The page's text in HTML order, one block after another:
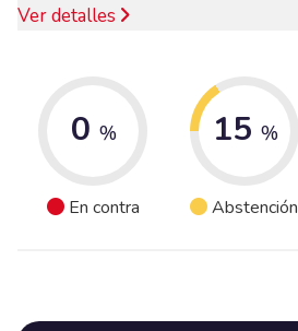
Ver detalles
0 %
En contra
15 %
Abstención